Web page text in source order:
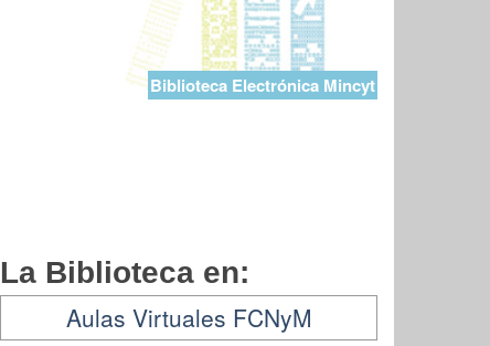
Biblioteca Electrónica Mincyt
La Biblioteca en:
Aulas Virtuales FCNyM